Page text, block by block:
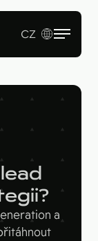
EN
CZ
a